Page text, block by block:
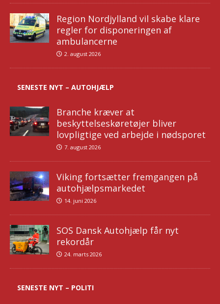
Region Nordjylland vil skabe klare
regler for disponeringen af
ambulancerne
2. august 2026
SENESTE NYT – AUTOHJÆLP
Branche kræver at
beskyttelseskøretøjer bliver
lovpligtige ved arbejde i nødsporet
7. august 2026
Viking fortsætter fremgangen på
autohjælpsmarkedet
14. juni 2026
SOS Dansk Autohjælp får nyt
rekordår
24. marts 2026
SENESTE NYT – POLITI